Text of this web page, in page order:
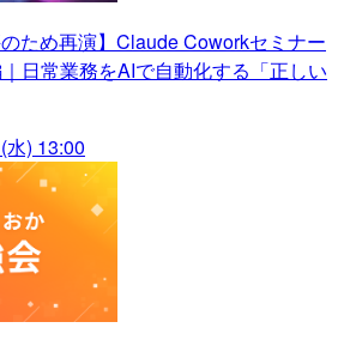
のため再演】Claude Coworkセミナー
日常業務をAIで自動化する「正しい
) 13:00